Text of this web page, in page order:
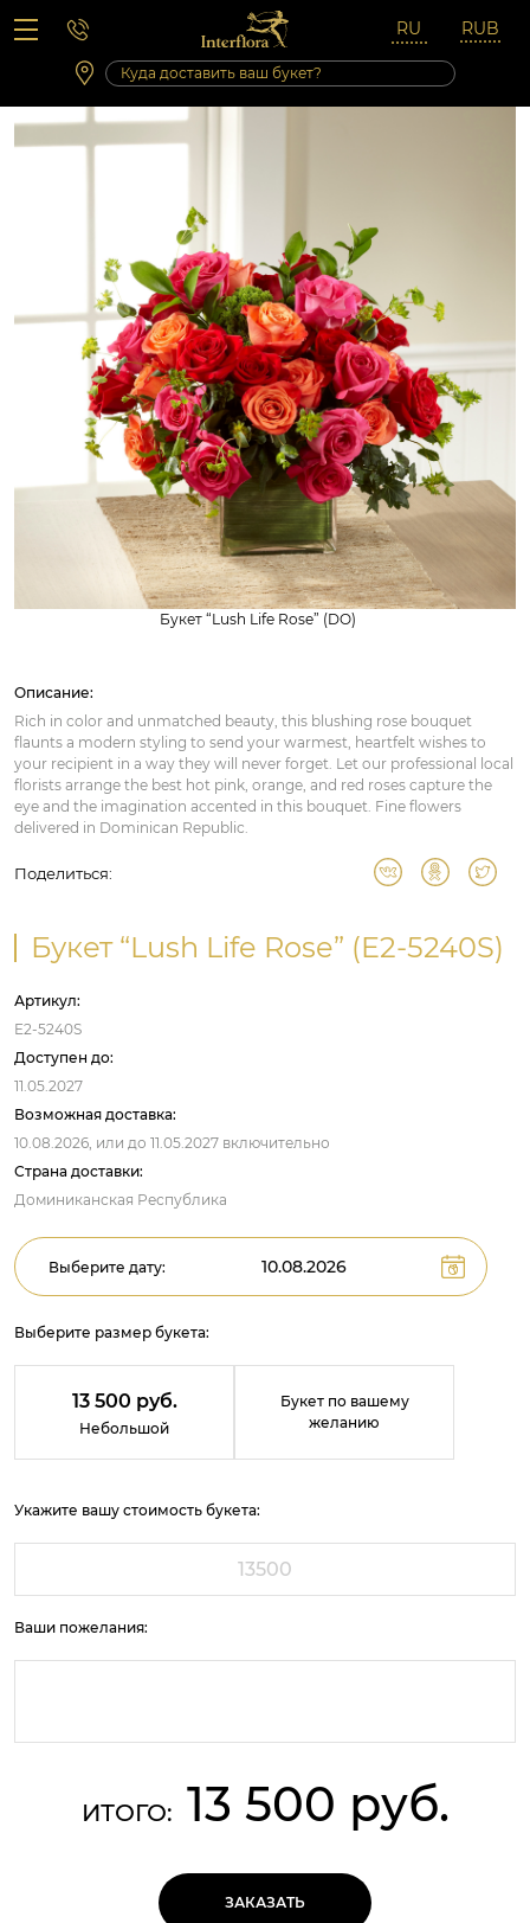
Вопросы-ответы
Сб 10:00 ‐ 14:00
Выходные и праздничные дни
Букет “Lush Life Rose” (DO)
Описание:
Rich in color and unmatched beauty, this blushing rose bouquet
flaunts a modern styling to send your warmest, heartfelt wishes to
your recipient in a way they will never forget. Let our professional local
florists arrange the best hot pink, orange, and red roses capture the
eye and the imagination accented in this bouquet. Fine flowers
delivered in Dominican Republic.
Поделиться:
Букет “Lush Life Rose” (E2-5240S)
Артикул:
E2-5240S
Доступен до:
11.05.2027
Возможная доставка:
10.08.2026, или до 11.05.2027 включительно
Страна доставки:
Доминиканская Республика
Выберите дату:
Выберите размер букета:
13 500 руб.
Небольшой
Букет по вашему
желанию
Укажите вашу стоимость букета:
Ваши пожелания:
ИТОГО: 13 500 руб.
ЗАКАЗАТЬ